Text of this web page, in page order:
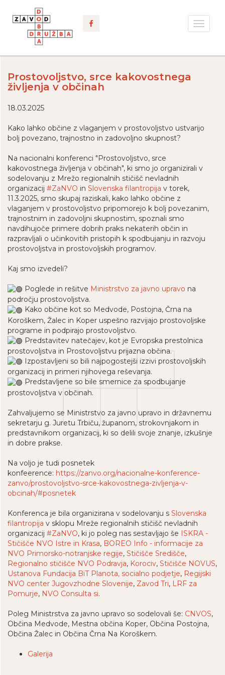
Toggle
Prostovoljstvo, srce kakovostnega
življenja v občinah
18.03.2025
Kako lahko občine z vlaganjem v prostovoljstvo ustvarijo
bolj povezano, trajnostno in zadovoljno skupnost?
Na nacionalni konferenci "Prostovoljstvo, srce
kakovostnega življenja v občinah", ki smo jo organizirali v
sodelovanju z Mrežo regionalnih stičišč nevladnih
organizacij #ZaNVO in Slovenska filantropija v torek,
11.3.2025, smo skupaj raziskali, kako lahko občine z
vlaganjem v prostovoljstvo pripomorejo k bolj povezanim,
trajnostnim in zadovoljni skupnostim, spoznali smo
navdihujoče primere dobrih praks nekaterih občin in
razpravljali o učinkovitih pristopih k spodbujanju in razvoju
prostovoljstva in prostovoljskih programov.
Kaj smo izvedeli?
Poglede in rešitve Ministrstvo za javno upravo na
področju prostovoljstva.
Kako občine kot so Medvode, Postojna, Črna na
Koroškem, Žalec in Koper uspešno razvijajo prostovoljske
programe in podpirajo prostovoljstvo.
Predstavitev natečajev, kot je Evropska prestolnica
prostovoljstva in Prostovoljstvu prijazna občina.
Izpostavljeni so bili najpogostejši izzivi prostovoljskih
organizacij in primeri njihovega reševanja.
Predstavljene so bile smernice za spodbujanje
prostovoljstva v občinah.
Zahvaljujemo se Ministrstvo za javno upravo in državnemu
sekretarju g. Juretu Trbiču, županom, strokovnjakom in
predstavnikom organizacij, ki so delili svoje znanje, izkušnje
in dobre prakse.
Na voljo je tudi posnetek
konfeerence: https://zanvo.org/nacionalne-konference-
zanvo/prostovoljstvo-srce-kakovostnega-zivljenja-v-
obcinah/#posnetek
Konferenca je bila organizirana v sodelovanju s Slovenska
filantropija v sklopu Mreže regionalnih stičišč nevladnih
organizacij #ZaNVO, ki jo poleg nas sestavljajo še ISKRA -
Stičišče NVO Istre in Krasa, BOREO Info - informacije za
NVO Primorsko-notranjske regije, Stičišče Središče,
Regionalno stičišče NVO Podravja, Korociv, Stičišče NOVUS,
Ustanova Fundacija BiT Planota, socialno podjetje, Regijski
NVO center Jugovzhodne Slovenije, Zavod Tri, LRF za
Pomurje, NVO Consulta si.
Poleg Ministrstva za javno upravo so sodelovali še: CNVOS,
Občina Medvode, Mestna občina Koper, Občina Postojna,
Občina Žalec in Občina Črna Na Koroškem.
Galerija